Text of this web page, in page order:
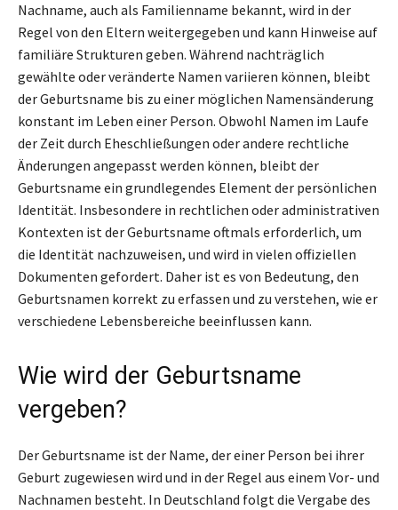
Nachname, auch als Familienname bekannt, wird in der
Regel von den Eltern weitergegeben und kann Hinweise auf
familiäre Strukturen geben. Während nachträglich
gewählte oder veränderte Namen variieren können, bleibt
der Geburtsname bis zu einer möglichen Namensänderung
konstant im Leben einer Person. Obwohl Namen im Laufe
der Zeit durch Eheschließungen oder andere rechtliche
Änderungen angepasst werden können, bleibt der
Geburtsname ein grundlegendes Element der persönlichen
Identität. Insbesondere in rechtlichen oder administrativen
Kontexten ist der Geburtsname oftmals erforderlich, um
die Identität nachzuweisen, und wird in vielen offiziellen
Dokumenten gefordert. Daher ist es von Bedeutung, den
Geburtsnamen korrekt zu erfassen und zu verstehen, wie er
verschiedene Lebensbereiche beeinflussen kann.
Wie wird der Geburtsname
vergeben?
Der Geburtsname ist der Name, der einer Person bei ihrer
Geburt zugewiesen wird und in der Regel aus einem Vor- und
Nachnamen besteht. In Deutschland folgt die Vergabe des